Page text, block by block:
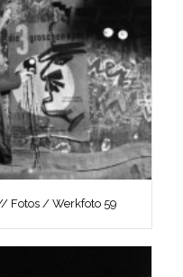
// Fotos / Werkfoto 59